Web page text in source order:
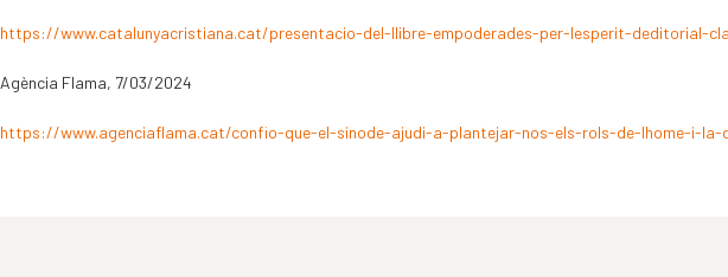
https://www.catalunyacristiana.cat/presentacio-del-llibre-empoderades-per-lesperit-deditorial-
Agència Flama, 7/03/2024
https://www.agenciaflama.cat/confio-que-el-sinode-ajudi-a-plantejar-nos-els-rols-de-lhome-i-la-